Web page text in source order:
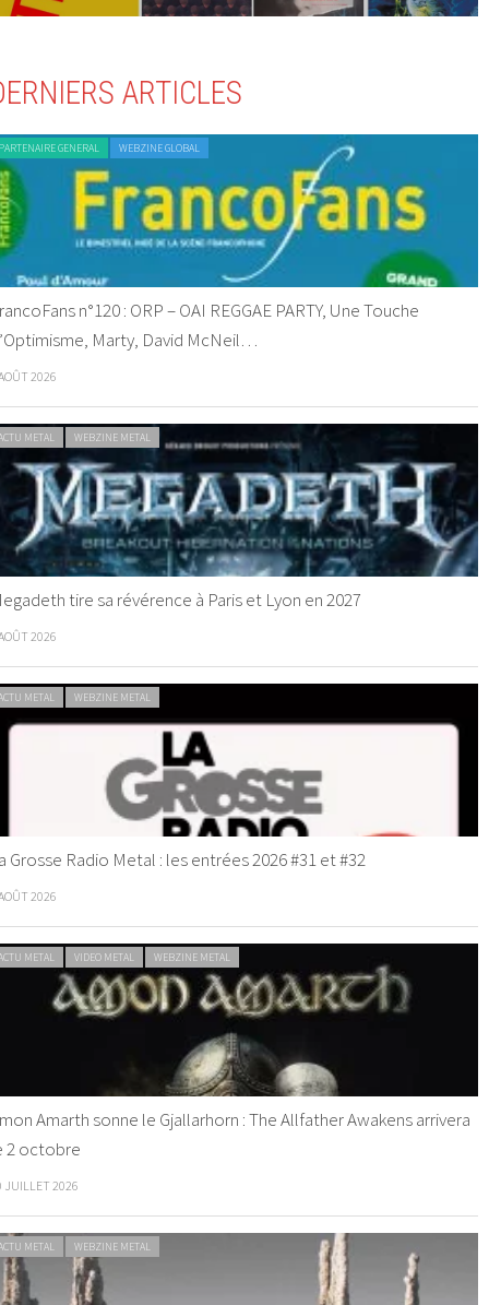
ARTICLES
GENERAL WEBZINE GLOBAL
n°120 : ORP – OAI REGGAE PARTY, Une Touche
Marty, David McNeil…
2026
METAL WEBZINE METAL
tire sa révérence à Paris et Lyon en 2027
2026
METAL WEBZINE METAL
Grosse Radio Metal : les entrées 2026 #31 et #32
2026
METAL VIDEO METAL WEBZINE METAL
Amarth sonne le Gjallarhorn : The Allfather Awakens arrivera
2 octobre
JUILLET 2026
METAL WEBZINE METAL